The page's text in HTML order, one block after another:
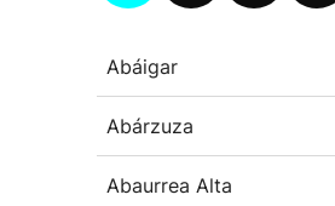
Abáigar
Abárzuza
Abaurrea Alta